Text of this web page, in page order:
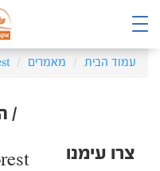
עמוד הבית מאמרים
/
צרו עימנו